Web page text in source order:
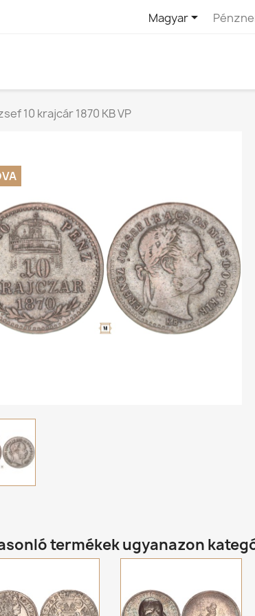
Magyar
10 krajcár 1870 KB VP
termékek ugyanazon